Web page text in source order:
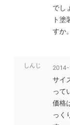
でし
ト塗
すか。
しんじ 2014-
サイ
って
価格
っく